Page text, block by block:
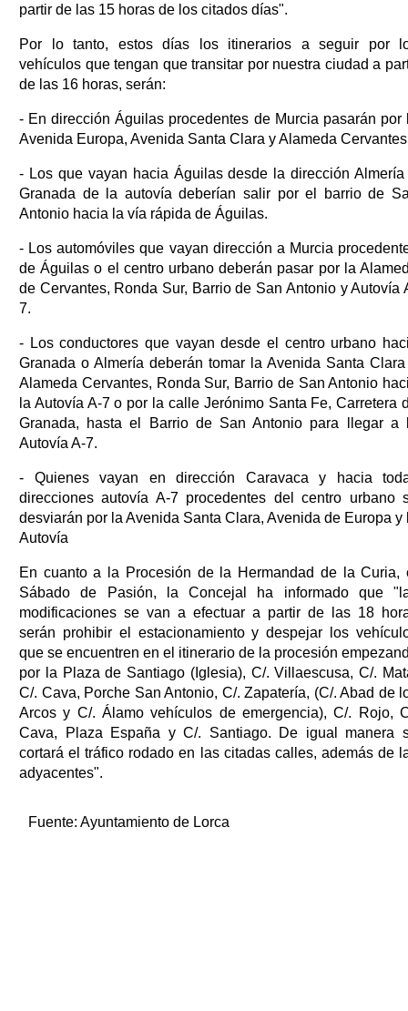
partir de las 15 horas de los citados días".
Por lo tanto, estos días los itinerarios a seguir por
vehículos que tengan que transitar por nuestra ciudad a
de las 16 horas, serán:
- En dirección Águilas procedentes de Murcia pasarán por
Avenida Europa, Avenida Santa Clara y Alameda
- Los que vayan hacia Águilas desde la dirección Almería
Granada de la autovía deberían salir por el barrio de
Antonio hacia la vía rápida de Águilas.
- Los automóviles que vayan dirección a Murcia
de Águilas o el centro urbano deberán pasar por la
de Cervantes, Ronda Sur, Barrio de San Antonio y Autovía
7.
- Los conductores que vayan desde el centro urbano
Granada o Almería deberán tomar la Avenida Santa
Alameda Cervantes, Ronda Sur, Barrio de San Antonio
la Autovía A-7 o por la calle Jerónimo Santa Fe, Carretera
Granada, hasta el Barrio de San Antonio para llegar a
Autovía A-7.
- Quienes vayan en dirección Caravaca y hacia
direcciones autovía A-7 procedentes del centro urbano
desviarán por la Avenida Santa Clara, Avenida de Europa y
Autovía
En cuanto a la Procesión de la Hermandad de la Curia,
Sábado de Pasión, la Concejal ha informado que
modificaciones se van a efectuar a partir de las 18
serán prohibir el estacionamiento y despejar los
que se encuentren en el itinerario de la procesión
por la Plaza de Santiago (Iglesia), C/. Villaescusa, C/.
C/. Cava, Porche San Antonio, C/. Zapatería, (C/. Abad de
Arcos y C/. Álamo vehículos de emergencia), C/. Rojo,
Cava, Plaza España y C/. Santiago. De igual manera
cortará el tráfico rodado en las citadas calles, además de
adyacentes".
Fuente: Ayuntamiento de Lorca